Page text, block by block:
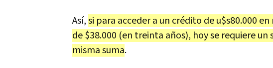
Así,si para acceder a un crédito de u$s80.000
de $38.000 (en treinta años), hoy se requiere
misma suma.